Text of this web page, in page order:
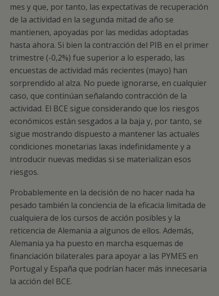
mes y que, por tanto, las expectativas de recuperación
de la actividad en la segunda mitad de año se
mantienen, apoyadas por las medidas adoptadas
hasta ahora. Si bien la contracción del PIB en el primer
trimestre (-0,2%) fue superior a lo esperado, las
encuestas de actividad más recientes (mayo) han
sorprendido al alza. No puede ignorarse, en cualquier
caso, que continúan señalando contracción de la
actividad. El BCE sigue considerando que los riesgos
económicos están sesgados a la baja y, por tanto, se
sigue mostrando dispuesto a mantener las actuales
condiciones monetarias laxas indefinidamente y a
introducir nuevas medidas si se materializan esos
riesgos.
Probablemente en la decisión de no hacer nada ha
pesado también la conciencia de la eficacia limitada de
cualquiera de los cursos de acción posibles y la
reticencia de Alemania a algunos de ellos. Además,
Alemania ya ha puesto en marcha esquemas de
financiación bilaterales para apoyar a las PYMES en
Portugal y España que podrían hacer más innecesaria
la acción del BCE.